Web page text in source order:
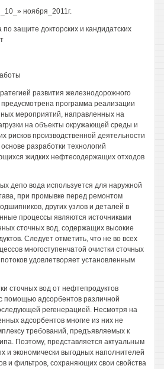
ноября_2011г.
защите докторских и кандидатских
развития железнодорожного
программа реализации
мероприятий, направленных на
на объекты окружающей среды и
рисков производственной деятельности
разработки технологий
жидких нефтесодержащих отходов
депо вода используется для наружной
при промывке перед ремонтом
других узлов и деталей в
процессы являются источниками
сточных вод, содержащих высокие
Следует отметить, что не во всех
многоступенчатой очистки сточных
удовлетворяет установленным
сточных вод от нефтепродуктов
помощью адсорбентов различной
регенерацией. Несмотря на
адсорбентов многие из них не
требований, предъявляемых к
Поэтому, представляется актуальным
и экономически выгодных наполнителей
и фильтров, сохраняющих свои свойства